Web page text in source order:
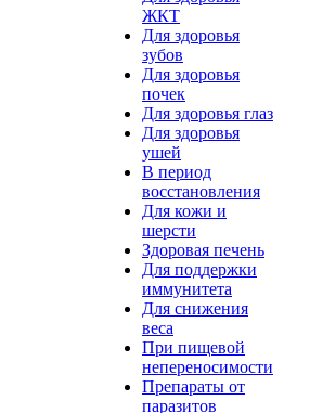
ЖКТ
Для здоровья
зубов
Для здоровья
почек
Для здоровья глаз
Для здоровья
ушей
В период
восстановления
Для кожи и
шерсти
Здоровая печень
Для поддержки
иммунитета
Для снижения
веса
При пищевой
непереносимости
Препараты от
паразитов